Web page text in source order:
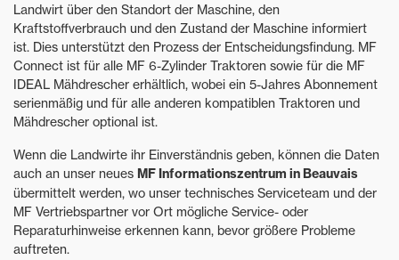
Landwirt über den Standort der Maschine, den
Kraftstoffverbrauch und den Zustand der Maschine informiert
ist. Dies unterstützt den Prozess der Entscheidungsfindung. MF
Connect ist für alle MF 6-Zylinder Traktoren sowie für die MF
IDEAL Mähdrescher erhältlich, wobei ein 5-Jahres Abonnement
serienmäßig und für alle anderen kompatiblen Traktoren und
Mähdrescher optional ist.
Wenn die Landwirte ihr Einverständnis geben, können die Daten
auch an unser neues MF Informationszentrum in Beauvais
übermittelt werden, wo unser technisches Serviceteam und der
MF Vertriebspartner vor Ort mögliche Service- oder
Reparaturhinweise erkennen kann, bevor größere Probleme
auftreten.